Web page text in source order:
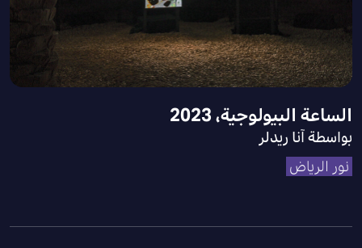
الساعة البيولوجية، 2023
بواسطة آنا ريدلر
نور الرياض